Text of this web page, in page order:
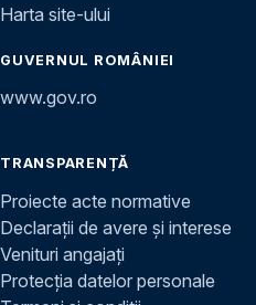
Harta site-ului
GUVERNUL ROMÂNIEI
www.gov.ro
TRANSPARENȚĂ
Proiecte acte normative
Declarații de avere și interese
Venituri angajați
Protecția datelor personale